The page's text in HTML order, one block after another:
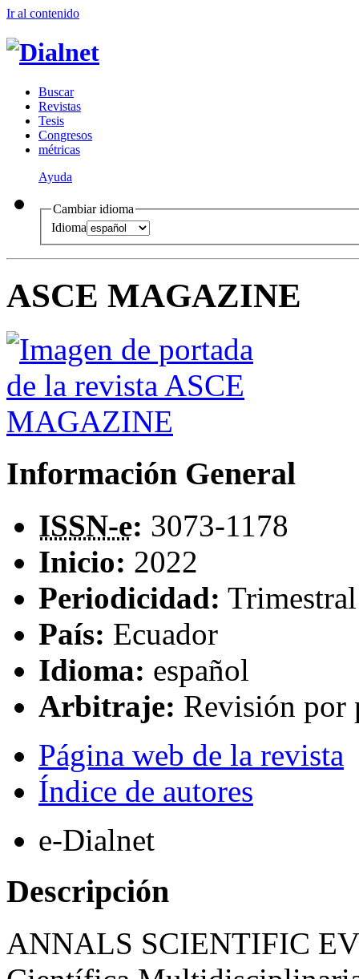
Ir al contenido
Buscar
Revistas
Tesis
Congresos
métricas
Ayuda
Cambiar idioma
Idioma
ASCE MAGAZINE
Información General
ISSN-e: 3073-1178
Inicio: 2022
Periodicidad: Trimestral
País: Ecuador
Idioma: español
Arbitraje: Revisión por
Página web de la revista
Índice de autores
e-Dialnet
Descripción
ANNALS SCIENTIFIC